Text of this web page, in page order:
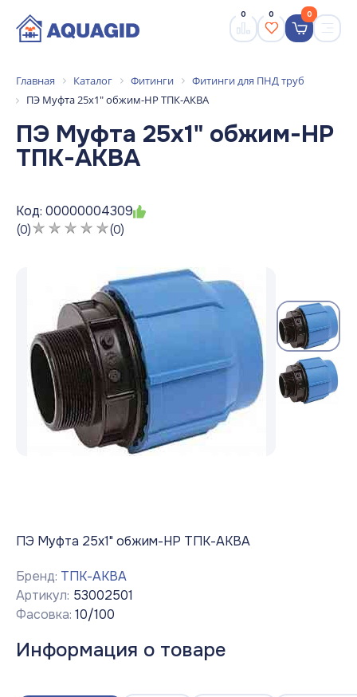
0 0 0
Главная Каталог Фитинги
Фитинги для ПНД труб
ПЭ Муфта 25х1" обжим-НР ТПК-АКВА
ПЭ Муфта 25х1" обжим-НР
ТПК-АКВА
Код: 00000004309
(0) (0)
ПЭ Муфта 25х1" обжим-НР ТПК-АКВА
Бренд: ТПК-АКВА
Артикул: 53002501
Фасовка: 10/100
Информация о товаре